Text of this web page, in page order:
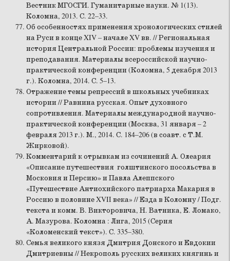
Вестник МГОСГИ. Гуманитарные науки. № 1(13).
Коломна, 2013. С. 22–33.
Об особенностях применения хронологических стилей
на Руси в конце XIV – начале XV вв. // Региональная
история Центральной России: проблемы изучения и
преподавания. Материалы всероссийской научно-
практической конференции (Коломна, 5 декабря 2013
г.). Коломна, 2014. С. 5–13.
Отражение темы репрессий в школьных учебниках
истории // Равнина русская. Опыт духовного
сопротивления. Материалы международной научно-
практической конференции (Москва, 31 января – 2
февраля 2013 г.). М., 2014. С. 184–206 (в соавт. с Т.М.
Жирковой).
Комментарий к отрывкам из сочинений А. Олеария
«Описание путешествия голштинского посольства в
Московия и Персию» и Павла Алеппского
«Путешествие Антиохийского патриарха Макария в
Россию в половине XVII века» // Езда в Коломну / Подг.
текста и комм. В. Викторовича, Н. Ватника, Е. Ломако,
А. Мазурова. Коломна : Лига, 2015 (Серия
«Коломенский текст»). С. 335–380.
Семья великого князя Дмитрия Донского и Евдокии
Дмитриевны // Некрополь русских великих княгинь и